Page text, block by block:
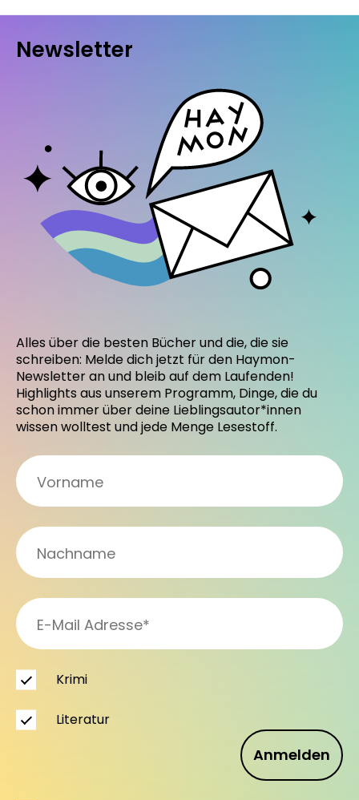
Newsletter
Alles über die besten Bücher und die, die sie
schreiben: Melde dich jetzt für den Haymon-
Newsletter an und bleib auf dem Laufenden!
Highlights aus unserem Programm, Dinge, die du
schon immer über deine Lieblingsautor*innen
wissen wolltest und jede Menge Lesestoff.
Anmelden
Krimi
Literatur